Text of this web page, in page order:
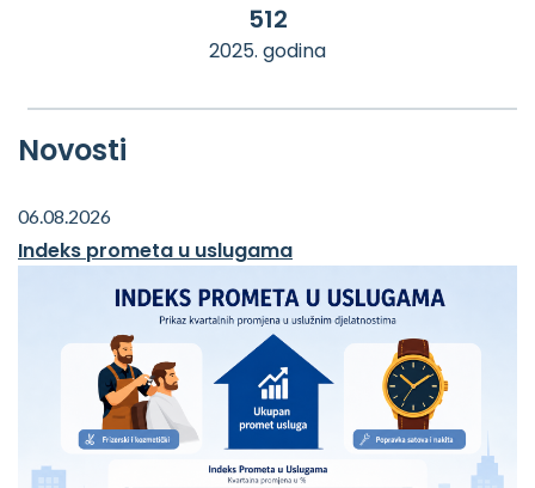
512
2025. godina
Novosti
06.08.2026
Indeks prometa u uslugama